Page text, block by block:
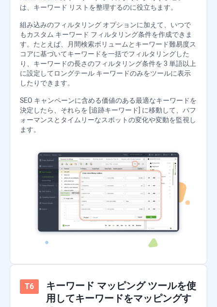
は、キーワード リストを整理するのに役立ちます。
組み込みのフィルタリング オプションに加えて、いつで
もカスタム キーワード フィルタリング条件を作成できま
す。たとえば、月間検索ボリュームとキーワード難易度ス
コアに基づいてキーワードを一括でフィルタリングした
り、キーワードの長さのフィルタリング条件を 3 単語以上
に設定してロングテール キーワードのみをツールに表示
したりできます。
SEO キャンペーンに含める価値のある最適なキーワードを
決定したら、それらを [追跡キーワード] に移動して、パフ
ォーマンスとタイムリーなスポットの変化や変動を監視し
ます。
キーワード マッピング ツールを使
用してキーワードをマッピングす